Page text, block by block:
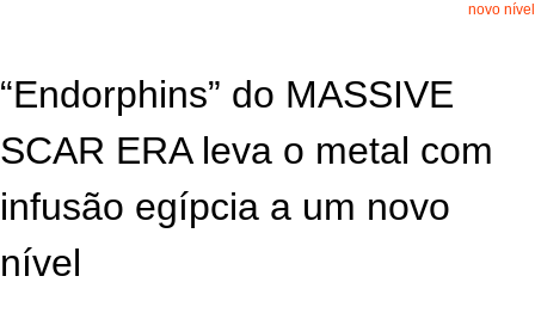
novo nível
“Endorphins” do MASSIVE
SCAR ERA leva o metal com
infusão egípcia a um novo
nível